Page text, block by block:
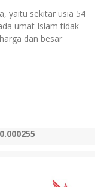
yaitu sekitar usia 54
umat Islam tidak
dan besar